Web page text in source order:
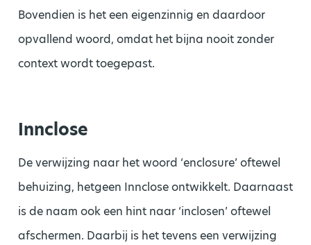
Bovendien is het een eigenzinnig en daardoor
opvallend woord, omdat het bijna nooit zonder
context wordt toegepast.
Innclose
De verwijzing naar het woord ‘enclosure’ oftewel
behuizing, hetgeen Innclose ontwikkelt. Daarnaast
is de naam ook een hint naar ‘inclosen’ oftewel
afschermen. Daarbij is het tevens een verwijzing